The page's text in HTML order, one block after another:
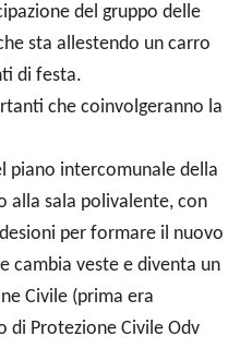
del gruppo delle
sta allestendo un carro
di festa.
che coinvolgeranno la
piano intercomunale della
alla sala polivalente, con
per formare il nuovo
cambia veste e diventa un
Civile (prima era
di Protezione Civile Odv